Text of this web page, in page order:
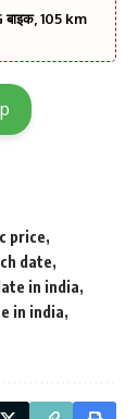
बाइक, 105 km
price
date
in india
in india